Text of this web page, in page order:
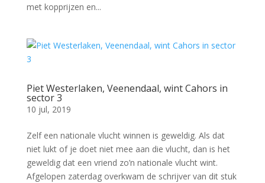
met kopprijzen en...
Piet Westerlaken, Veenendaal, wint Cahors in
sector 3
10 jul, 2019
Zelf een nationale vlucht winnen is geweldig. Als dat
niet lukt of je doet niet mee aan die vlucht, dan is het
geweldig dat een vriend zo’n nationale vlucht wint.
Afgelopen zaterdag overkwam de schrijver van dit stuk